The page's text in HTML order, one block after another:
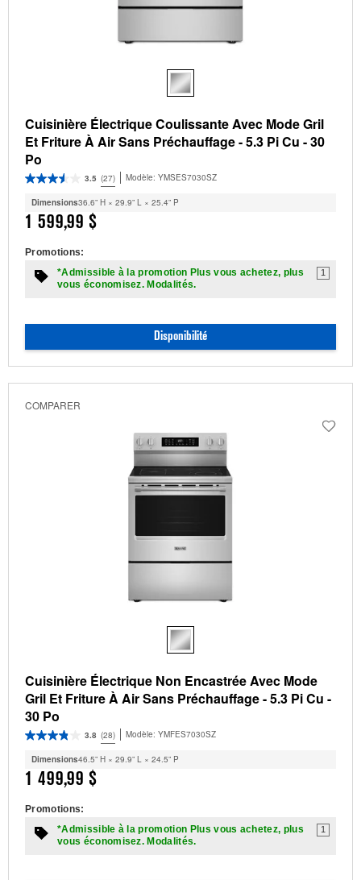
Cuisinière Électrique Coulissante Avec Mode Gril
Et Friture À Air Sans Préchauffage - 5.3 Pi Cu - 30
Po
3.5 (27) Modèle: YMSES7030SZ
Dimensions36.6” H × 29.9” L × 25.4” P
1 599,99 $
Promotions:
*Admissible à la promotion Plus vous achetez, plus
vous économisez. Modalités.
1
Disponibilité
COMPARER
Cuisinière Électrique Non Encastrée Avec Mode
Gril Et Friture À Air Sans Préchauffage - 5.3 Pi Cu -
30 Po
3.8 (28) Modèle: YMFES7030SZ
Dimensions46.5” H × 29.9” L × 24.5” P
1 499,99 $
Promotions:
*Admissible à la promotion Plus vous achetez, plus
vous économisez. Modalités.
1